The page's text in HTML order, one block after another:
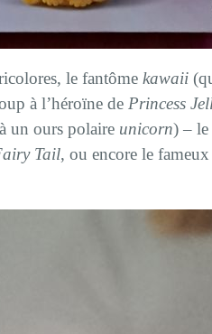
le fantôme kawaii
à l’héroïne de Princess
un ours polaire unicorn) – le
Tail, ou encore le fameux